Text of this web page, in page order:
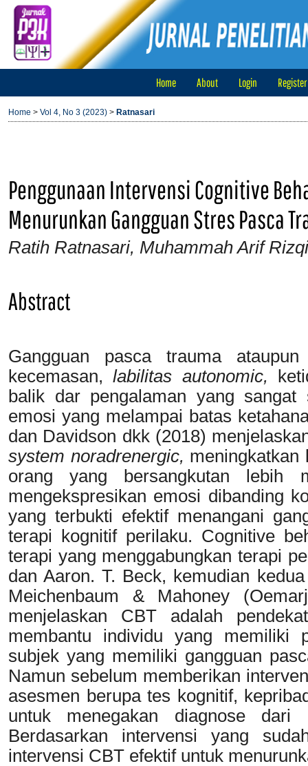
Home About Login Register
Home > Vol 4, No 3 (2023) > Ratnasari
Penggunaan Intervensi Cognitive
Menurunkan Gangguan Stres Pasca
Ratih Ratnasari, Muhammah Arif Rizqi
Abstract
Gangguan pasca trauma
kecemasan, labilitas autonomic,
balik dar pengalaman yang
emosi yang melampai batas
dan Davidson dkk (2018)
system noradrenergic,
orang yang bersangkutan lebih
mengekspresikan emosi dibanding
yang terbukti efektif menangani
terapi kognitif perilaku. Cognitive
terapi yang menggabungkan terapi
dan Aaron. T. Beck, kemudian
Meichenbaum & Mahoney
menjelaskan CBT adalah
membantu individu yang memiliki
subjek yang memiliki gangguan
Namun sebelum memberikan
asesmen berupa tes kognitif,
untuk menegakan diagnose dari
Berdasarkan intervensi yang
intervensi CBT efektif untuk